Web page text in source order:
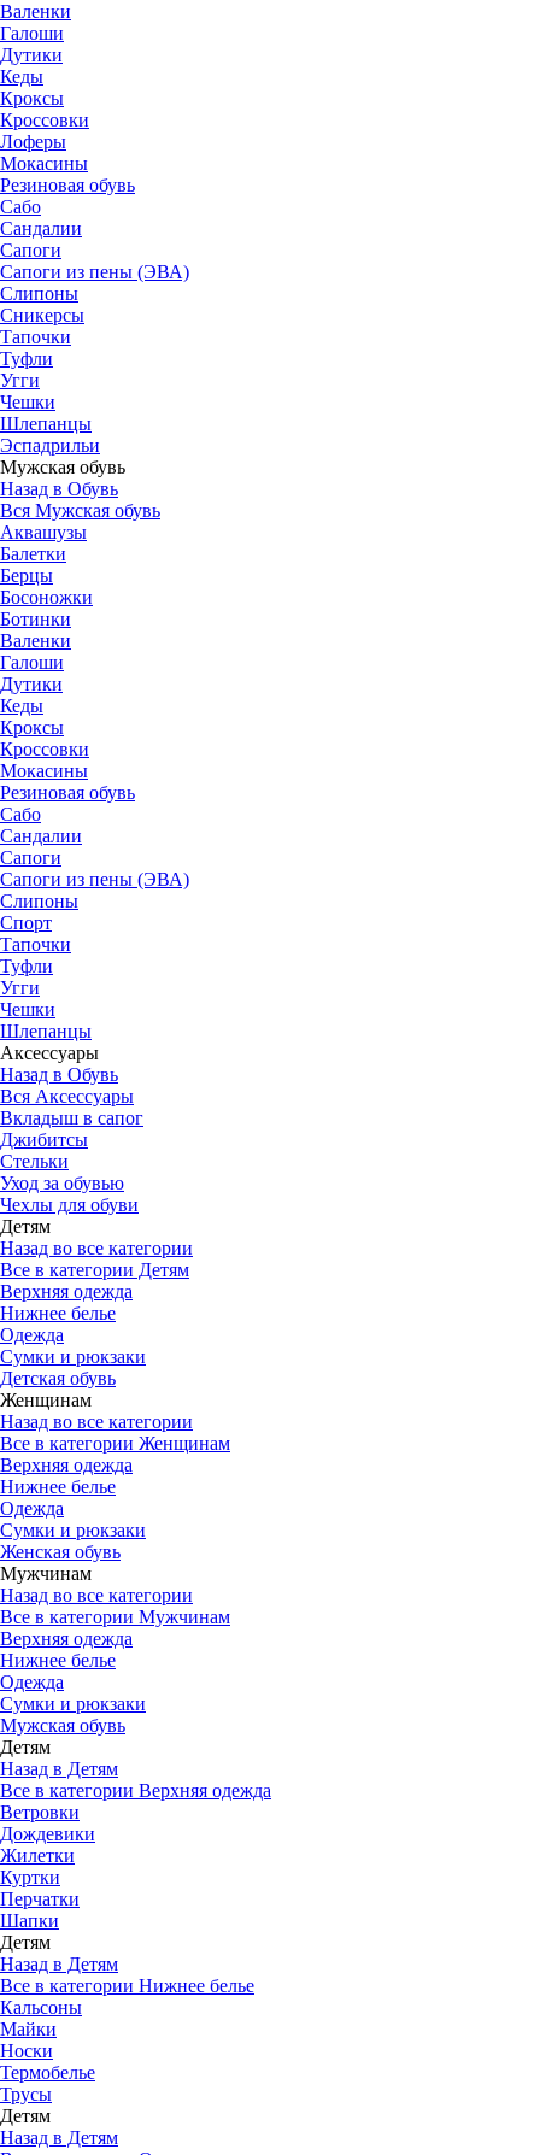
Валенки
Галоши
Дутики
Кеды
Кроксы
Кроссовки
Лоферы
Мокасины
Резиновая обувь
Сабо
Сандалии
Сапоги
Сапоги из пены (ЭВА)
Слипоны
Сникерсы
Тапочки
Туфли
Угги
Чешки
Шлепанцы
Эспадрильи
Мужская обувь
Назад в Обувь
Вся Мужская обувь
Аквашузы
Балетки
Берцы
Босоножки
Ботинки
Валенки
Галоши
Дутики
Кеды
Кроксы
Кроссовки
Мокасины
Резиновая обувь
Сабо
Сандалии
Сапоги
Сапоги из пены (ЭВА)
Слипоны
Спорт
Тапочки
Туфли
Угги
Чешки
Шлепанцы
Аксессуары
Назад в Обувь
Вся Аксессуары
Вкладыш в сапог
Джибитсы
Стельки
Уход за обувью
Чехлы для обуви
Детям
Назад во все категории
Все в категории Детям
Верхняя одежда
Нижнее белье
Одежда
Сумки и рюкзаки
Детская обувь
Женщинам
Назад во все категории
Все в категории Женщинам
Верхняя одежда
Нижнее белье
Одежда
Сумки и рюкзаки
Женская обувь
Мужчинам
Назад во все категории
Все в категории Мужчинам
Верхняя одежда
Нижнее белье
Одежда
Сумки и рюкзаки
Мужская обувь
Детям
Назад в Детям
Все в категории Верхняя одежда
Ветровки
Дождевики
Жилетки
Куртки
Перчатки
Шапки
Детям
Назад в Детям
Все в категории Нижнее белье
Кальсоны
Майки
Носки
Термобелье
Трусы
Детям
Назад в Детям